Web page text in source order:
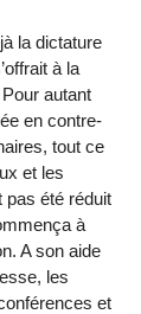
la dictature
à la
autant
en contre-
tout ce
et les
pas été réduit
à
A son aide
les
et